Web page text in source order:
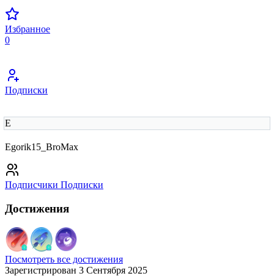
Избранное
0
Подписки
E
Egorik15_BroMax
Подписчики Подписки
Достижения
Посмотреть все достижения
Зарегистрирован 3 Сентября 2025